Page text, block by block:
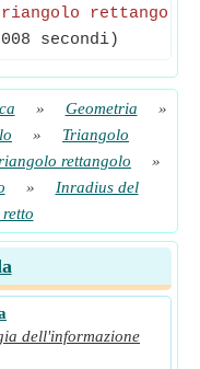
rettangolo
secondi)
» Geometria
»
»
Triangolo
rettangolo
»
»
Inradius del
dell'informazione